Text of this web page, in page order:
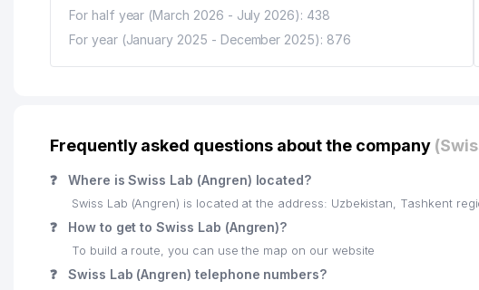
For half year (March 2026 - July 2026): 438
For year (January 2025 - December 2025): 876
Frequently asked questions about the company
❓ Where is Swiss Lab (Angren) located?
Swiss Lab (Angren) is located at the address: Uzbekistan, Tashkent
❓ How to get to Swiss Lab (Angren)?
To build a route, you can use the map on our website
❓ Swiss Lab (Angren) telephone numbers?